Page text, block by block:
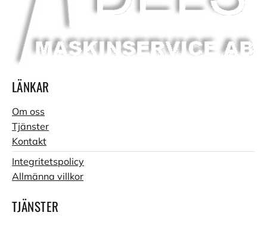
LÄNKAR
Om oss
Tjänster
Kontakt
Integritetspolicy
Allmänna villkor
TJÄNSTER